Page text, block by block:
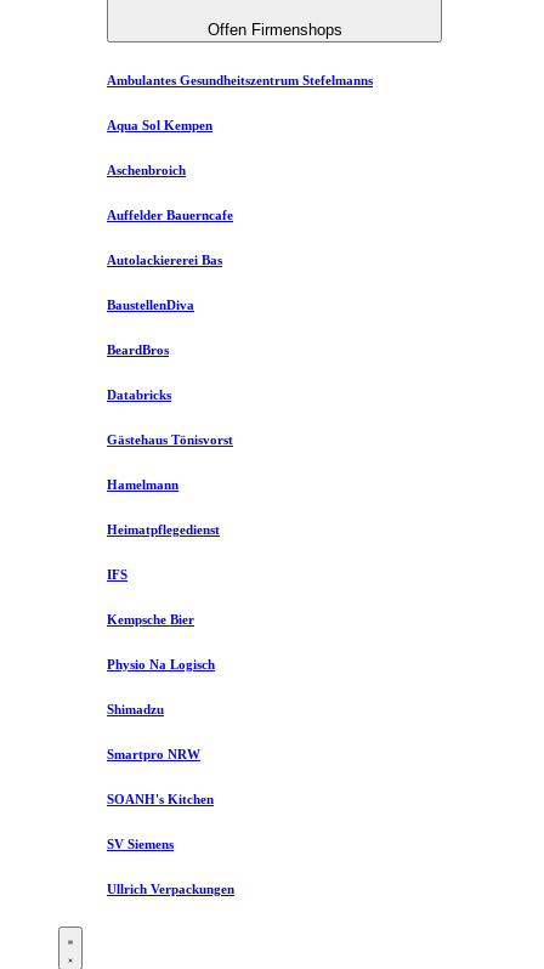
Offen Firmenshops
Ambulantes Gesundheitszentrum Stefelmanns
Aqua Sol Kempen
Aschenbroich
Auffelder Bauerncafe
Autolackiererei Bas
BaustellenDiva
BeardBros
Databricks
Gästehaus Tönisvorst
Hamelmann
Heimatpflegedienst
IFS
Kempsche Bier
Physio Na Logisch
Shimadzu
Smartpro NRW
SOANH's Kitchen
SV Siemens
Ullrich Verpackungen